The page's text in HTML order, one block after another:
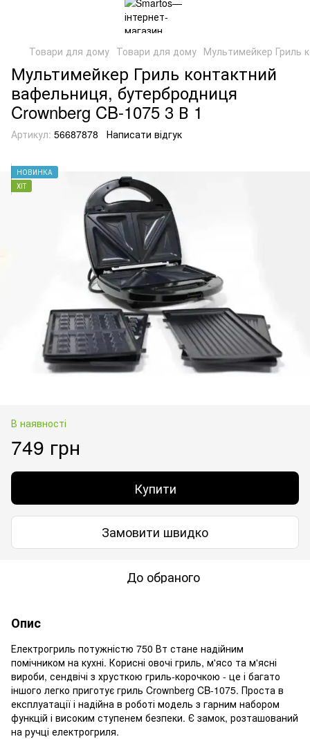
Товари для дому Товари для дому Мультимейкер Гриль
Мультимейкер Гриль контактний
вафельниця, бутербродниця
Crownberg CB-1075 3 В 1
Артикул: 56687878 Написати відгук
НОВИНКА
ХІТ
В наявності
749 грн
Купити
Замовити швидко
До обраного
Опис
Електрогриль потужністю 750 Вт стане надійним
помічником на кухні. Корисні овочі гриль, м'ясо та м'ясні
вироби, сендвічі з хрусткою гриль-корочкою - це і багато
іншого легко приготує гриль Crownberg CB-1075. Проста в
експлуатації і надійна в роботі модель з гарним набором
функцій і високим ступенем безпеки. Є замок, розташований
на ручці електрогриля.